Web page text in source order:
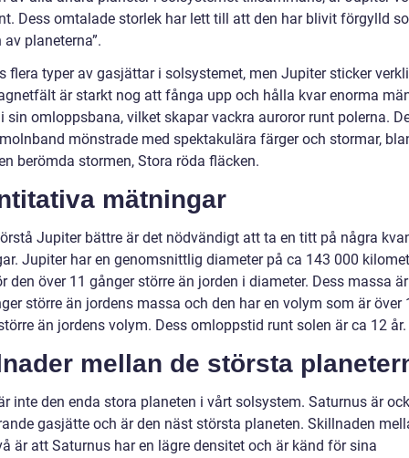
Dess omtalade storlek har lett till att den har blivit förgylld
av planeterna”.
flera typer av gasjättar i solsystemet, men Jupiter sticker
är starkt nog att fånga upp och hålla kvar enorma
sin omloppsbana, vilket skapar vackra auroror runt polerna.
mönstrade med spektakulära färger och stormar,
berömda stormen, Stora röda fläcken.
mätningar
Jupiter bättre är det nödvändigt att ta en titt på några
Jupiter har en genomsnittlig diameter på ca 143 000
den över 11 gånger större än jorden i diameter. Dess massa
större än jordens massa och den har en volym som är över
än jordens volym. Dess omloppstid runt solen är ca 12 år.
mellan de största
inte den enda stora planeten i vårt solsystem. Saturnus är
gasjätte och är den näst största planeten. Skillnaden
är att Saturnus har en lägre densitet och är känd för sina